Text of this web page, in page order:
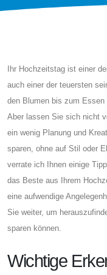
Ihr Hochzeitstag ist einer
auch einer der teuersten
den Blumen bis zum
Aber lassen Sie sich nicht
ein wenig Planung und
sparen, ohne auf Stil oder
verrate ich Ihnen einige
das Beste aus Ihrem
eine aufwendige
Sie weiter, um
sparen können.
Wichtige